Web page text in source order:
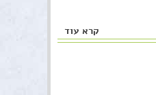
קרא עוד